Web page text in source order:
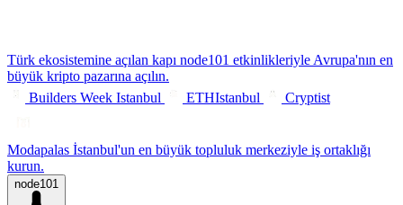
Türk ekosistemine açılan kapı node101 etkinlikleriyle Avrupa'nın en
büyük kripto pazarına açılın.
Builders Week Istanbul
ETHIstanbul Cryptist
Modapalas İstanbul'un en büyük topluluk merkeziyle iş ortaklığı
kurun.
node101